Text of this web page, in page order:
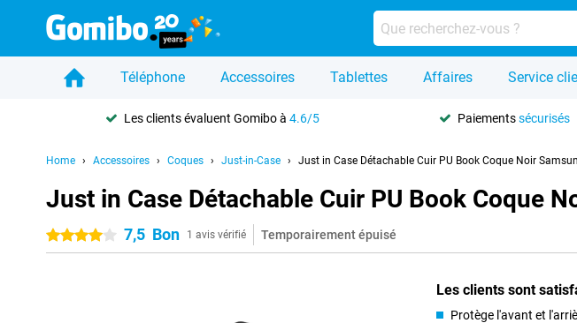
Téléphone Accessoires Tablettes Affaires Service
Les clients évaluent Gomibo à4.6/5 Paiementssécurisés
Home Accessoires Coques Just-in-Case Just in Case Détachable Cuir PU Book Coque Noir
Just in Case Détachable Cuir PU Book Coque
4 étoiles7,5 Bon 1 avis vérifié Temporairement épuisé
Les clients sont
Protège l'avant et